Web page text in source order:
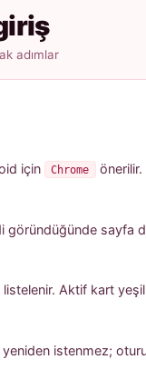
adımlar
için Chrome önerilir.
göründüğünde sayfa
listelenir. Aktif kart
istenmez;